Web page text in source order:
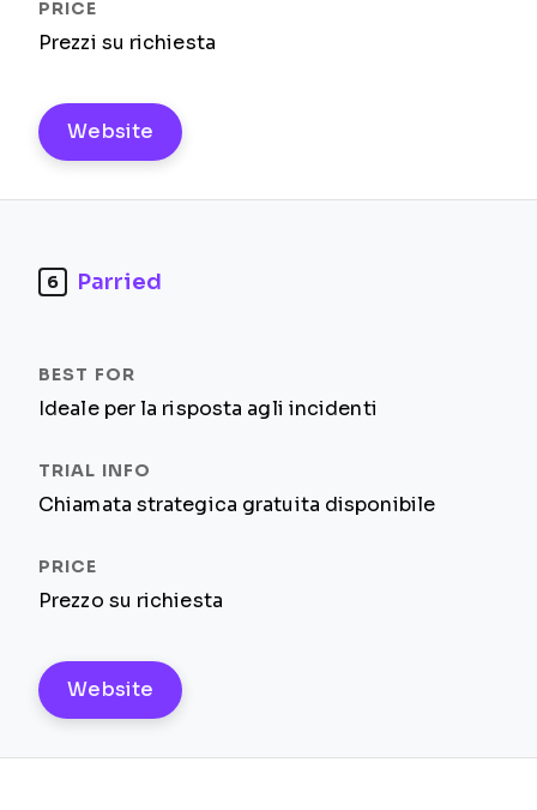
Prezzi su richiesta
Website
6 Parried
Ideale per la risposta agli incidenti
Chiamata strategica gratuita disponibile
Prezzo su richiesta
Website